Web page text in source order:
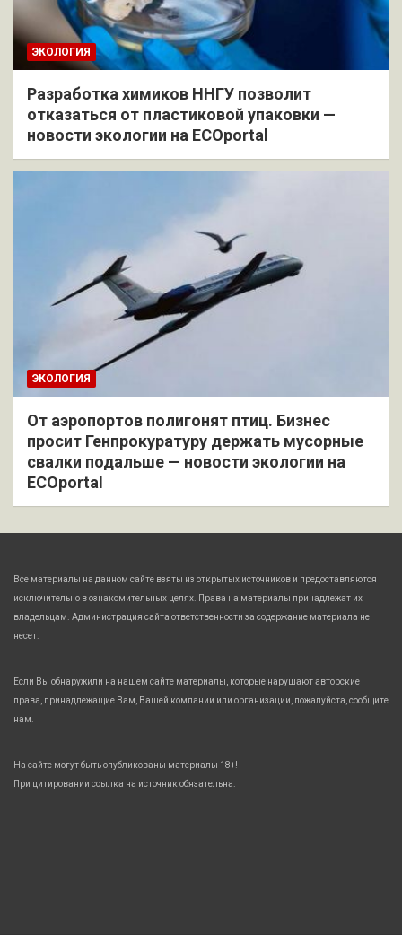
ЭКОЛОГИЯ
Разработка химиков ННГУ позволит
отказаться от пластиковой упаковки —
новости экологии на ECOportal
ЭКОЛОГИЯ
От аэропортов полигонят птиц. Бизнес
просит Генпрокуратуру держать мусорные
свалки подальше — новости экологии на
ECOportal
Все материалы на данном сайте взяты из открытых источников и предоставляются
исключительно в ознакомительных целях. Права на материалы принадлежат их
владельцам. Администрация сайта ответственности за содержание материала не
несет.
Если Вы обнаружили на нашем сайте материалы, которые нарушают авторские
права, принадлежащие Вам, Вашей компании или организации, пожалуйста, сообщите
нам.
На сайте могут быть опубликованы материалы 18+!
При цитировании ссылка на источник обязательна.